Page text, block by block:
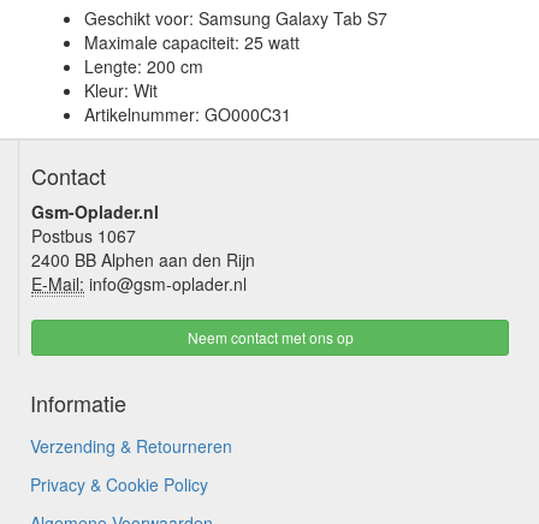
Geschikt voor: Samsung Galaxy Tab S7
Maximale capaciteit: 25 watt
Lengte: 200 cm
Kleur: Wit
Artikelnummer: GO000C31
Contact
Gsm-Oplader.nl
Postbus 1067
2400 BB Alphen aan den Rijn
E-Mail: info@gsm-oplader.nl
Neem contact met ons op
Informatie
Verzending & Retourneren
Privacy & Cookie Policy